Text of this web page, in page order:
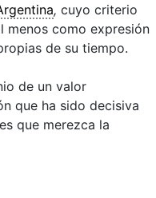
, cuyo criterio
menos como expresión
de su tiempo.
de un valor
que ha sido decisiva
que merezca la